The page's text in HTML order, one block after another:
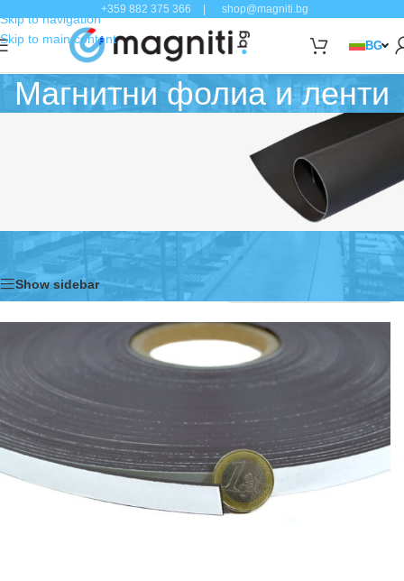
Skip to navigation
Skip to main content
+359 882 375 366 shop@magniti.bg
BG
Магнитни фолиа и ленти
Магнитните фолиа и магнитните ленти могат да се
постери, сувенири, цифри и букви, които се закрепват
върху железни повърхнини (най-често хладилници
магнитни дъски и повърхности на машини).
За разлика обикновените самозалепващи фолиа или
лепило, закрепените с помощта на магнитно фолио
предмети могат лесно да бъда отлепени, без да се
повреди повърхността, върху която са били поставени.
Начало Магнитни фолиа и ленти Showing all 13 results
Show sidebar